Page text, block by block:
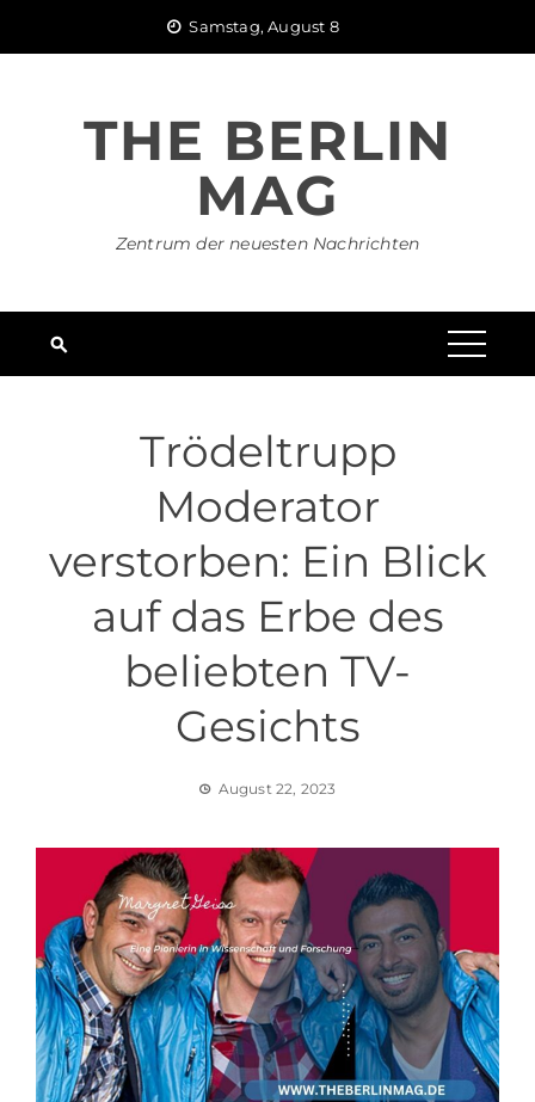
Samstag, August 8
THE BERLIN
MAG
Zentrum der neuesten Nachrichten
Trödeltrupp
Moderator
verstorben: Ein Blick
auf das Erbe des
beliebten TV-
Gesichts
August 22, 2023